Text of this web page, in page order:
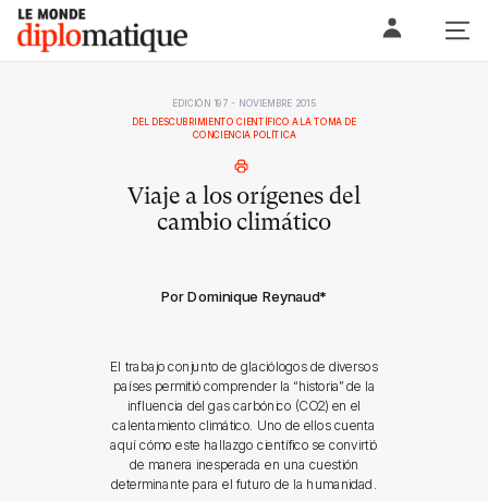
Skip
content
Le monde diplomatique
EDICIÓN 197 - NOVIEMBRE 2015
DEL DESCUBRIMIENTO CIENTÍFICO A LA TOMA DE
CONCIENCIA POLÍTICA
Viaje a los orígenes del
cambio climático
Por Dominique Reynaud*
El trabajo conjunto de glaciólogos de diversos
países permitió comprender la “historia” de la
influencia del gas carbónico (CO2) en el
calentamiento climático. Uno de ellos cuenta
aquí cómo este hallazgo científico se convirtió
de manera inesperada en una cuestión
determinante para el futuro de la humanidad.